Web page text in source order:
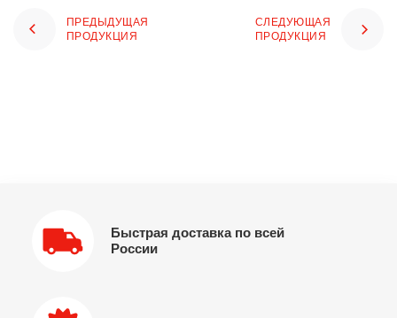
ПРЕДЫДУЩАЯ
ПРОДУКЦИЯ
СЛЕДУЮЩАЯ
ПРОДУКЦИЯ
Быстрая доставка по всей
России